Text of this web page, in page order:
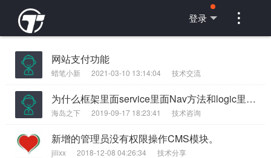
登录 
网站支付功能
蜡笔小新 2021-03-10 13:14:04 技术交流
为什么框架里面service里面Nav方法和logic里面Nav方法名一样
海岛之下 2019-09-17 18:23:41 技术咨询
新增的管理员没有权限操作CMS模块。
jilixx 2018-12-08 04:26:34 技术分享